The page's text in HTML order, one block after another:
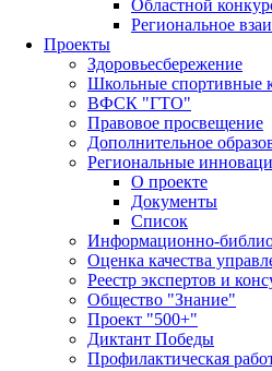
Областной
Региональное
Проекты
Здоровьесбережение
Школьные спортивные
ВФСК "ГТО"
Правовое просвещение
Дополнительное
Региональные
О проекте
Документы
Список
Информационно-
Оценка качества
Реестр экспертов и
Общество "Знание"
Проект "500+"
Диктант Победы
Профилактическая